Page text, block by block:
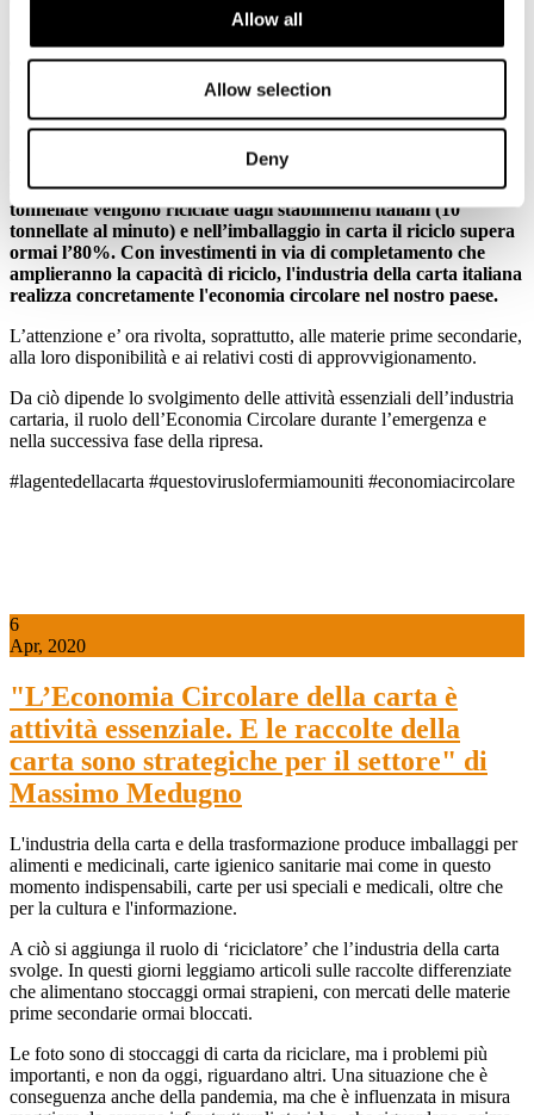
Allow all
Allow selection
Deny
è nei fatti. L'industria della carta e della trasformazione continua a
produrre - al servizio del paese - imballaggi per alimenti e
oltre che per la cultura e l'informazione.
Ma l’industria della carta svolge un ruolo strategico
nell’economia circolare del Paese: ogni anno più di 5 milioni di
tonnellate vengono riciclate dagli stabilimenti italiani (10
tonnellate al minuto) e nell’imballaggio in carta il riciclo supera
ormai l’80%. Con investimenti in via di completamento che
amplieranno la capacità di riciclo, l'industria della carta italiana
realizza concretamente l'economia circolare nel nostro paese.
L’attenzione e’ ora rivolta, soprattutto, alle materie prime secondarie,
alla loro disponibilità e ai relativi costi di approvvigionamento.
Da ciò dipende lo svolgimento delle attività essenziali dell’industria
cartaria, il ruolo dell’Economia Circolare durante l’emergenza e
nella successiva fase della ripresa.
#lagentedellacarta #questoviruslofermiamouniti #economiacircolare
6
Apr, 2020
"L’Economia Circolare della carta è
attività essenziale. E le raccolte della
carta sono strategiche per il settore" di
Massimo Medugno
L'industria della carta e della trasformazione produce imballaggi per
alimenti e medicinali, carte igienico sanitarie mai come in questo
momento indispensabili, carte per usi speciali e medicali, oltre che
per la cultura e l'informazione.
A ciò si aggiunga il ruolo di ‘riciclatore’ che l’industria della carta
svolge. In questi giorni leggiamo articoli sulle raccolte differenziate
che alimentano stoccaggi ormai strapieni, con mercati delle materie
prime secondarie ormai bloccati.
Le foto sono di stoccaggi di carta da riciclare, ma i problemi più
importanti, e non da oggi, riguardano altri. Una situazione che è
conseguenza anche della pandemia, ma che è influenzata in misura